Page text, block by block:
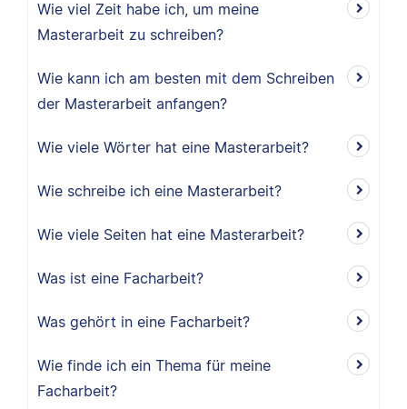
Wie viel Zeit habe ich, um meine
Masterarbeit zu schreiben?
Wie kann ich am besten mit dem Schreiben
der Masterarbeit anfangen?
Wie viele Wörter hat eine Masterarbeit?
Wie schreibe ich eine Masterarbeit?
Wie viele Seiten hat eine Masterarbeit?
Was ist eine Facharbeit?
Was gehört in eine Facharbeit?
Wie finde ich ein Thema für meine
Facharbeit?